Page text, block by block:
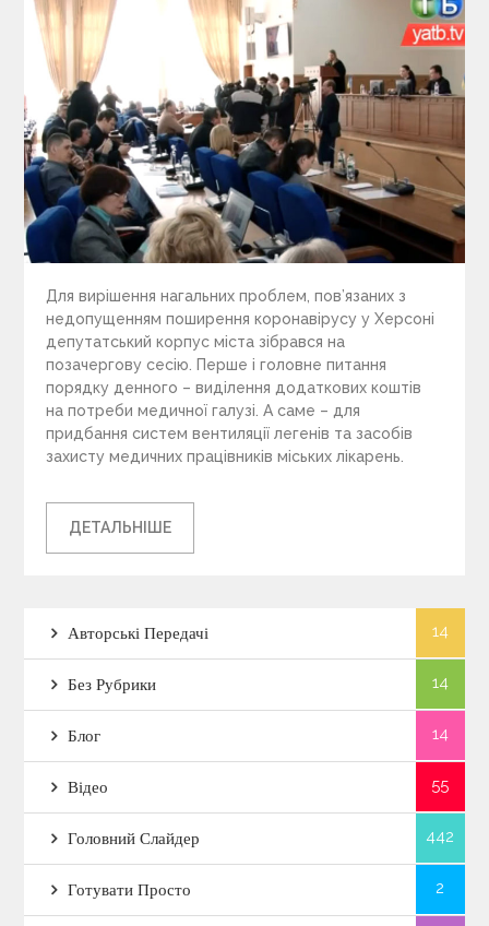
Для вирішення нагальних проблем, пов’язаних з
недопущенням поширення коронавірусу у Херсоні
депутатський корпус міста зібрався на
позачергову сесію. Перше і головне питання
порядку денного – виділення додаткових коштів
на потреби медичної галузі. А саме – для
придбання систем вентиляції легенів та засобів
захисту медичних працівників міських лікарень.
ДЕТАЛЬНІШЕ
Авторські Передачі 14
Без Рубрики 14
Блог 14
Відео 55
Головний Слайдер 442
Готувати Просто 2